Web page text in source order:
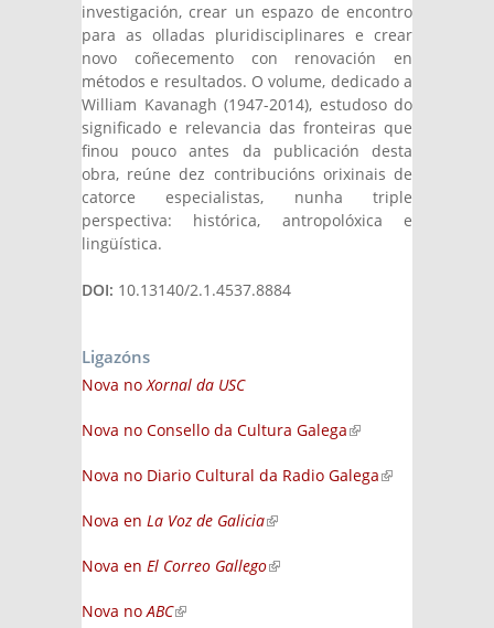
investigación, crear un espazo de encontro
para as olladas pluridisciplinares e crear
novo coñecemento con renovación en
métodos e resultados. O volume, dedicado a
William Kavanagh (1947-2014), estudoso do
significado e relevancia das fronteiras que
finou pouco antes da publicación desta
obra, reúne dez contribucións orixinais de
catorce especialistas, nunha triple
perspectiva: histórica, antropolóxica e
lingüística.
DOI: 10.13140/2.1.4537.8884
Ligazóns
Nova noXornal da USC
Nova no Consello da Cultura Galega(link is
Nova no Diario Cultural da Radio Galega(link is
Nova en La Voz de Galicia(link is external)
Nova en El Correo Gallego(link is external)
Nova noABC(link is external)